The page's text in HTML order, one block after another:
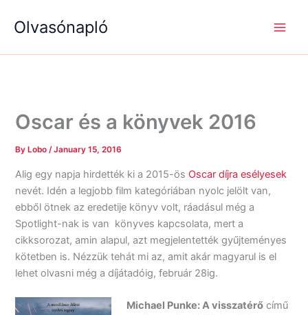
Olvasónapló
Oscar és a könyvek 2016
By Lobo/January 15, 2016
Alig egy napja hirdették ki a 2015-ös Oscar díjra esélyesek
nevét. Idén a legjobb film kategóriában nyolc jelölt van,
ebből ötnek az eredetije könyv volt, ráadásul még a
Spotlight-nak is van könyves kapcsolata, mert a
cikksorozat, amin alapul, azt megjelentették gyűjteményes
kötetben is. Nézzük tehát mi az, amit akár magyarul is el
lehet olvasni még a díjátadóig, február 28ig.
Michael Punke: A visszatérő című
e
a
é
g
k
é
g
k